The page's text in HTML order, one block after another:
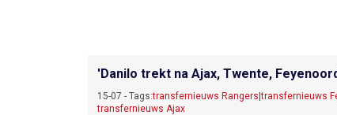
'Danilo trekt na Ajax, Twente,
15-07 - Tags:transfernieuws Rangers |transfernieuws
transfernieuws Ajax